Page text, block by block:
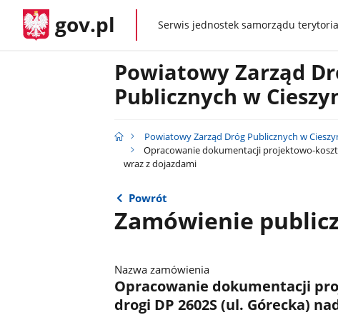
gov.pl gov.plSerwis jednostek samorządu
Powiatowy Zarząd
Publicznych w
Powiatowy Zarząd Dróg Publicznych w
Opracowanie dokumentacji projektowo-
wraz z dojazdami
Powrót
Zamówienie
Nazwa zamówienia
Opracowanie dokumentacji
drogi DP 2602S (ul. Górecka)